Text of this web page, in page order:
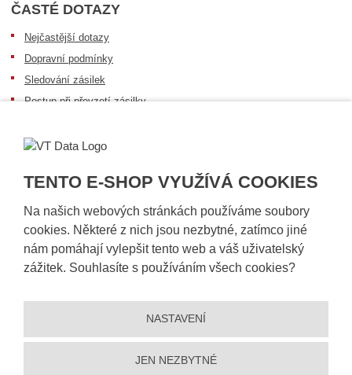
TENTO E-SHOP VYUŽÍVÁ COOKIES
Na našich webových stránkách používáme soubory
cookies. Některé z nich jsou nezbytné, zatímco jiné
nám pomáhají vylepšit tento web a váš uživatelský
zážitek. Souhlasíte s používáním všech cookies?
NASTAVENÍ
JEN NEZBYTNÉ
ČASTÉ DOTAZY
Nejčastější dotazy
Dopravní podmínky
Sledování zásilek
Postup při převzetí zásilky
Obecné informace
Prohlášení o přístupnosti |Ochrana osobních údajů |Mapa stránek ||